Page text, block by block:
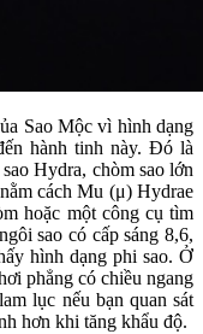
Sao Mộc vì hình dạng
hành tinh này. Đó là
Hydra, chòm sao lớn
cách Mu (μ) Hydrae
hoặc một công cụ tìm
sao có cấp sáng 8,6,
hình dạng phi sao. Ở
phẳng có chiều ngang
lục nếu bạn quan sát
hơn khi tăng khẩu độ.